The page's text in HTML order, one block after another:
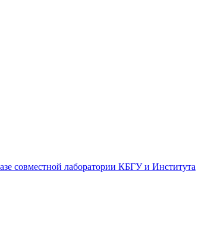
совместной лаборатории КБГУ и Института